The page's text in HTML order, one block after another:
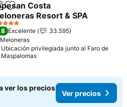
Añadir a favoritos
Costa
Resort & SPA
precios
Excelente
33.595
Meloneras
Ubicación privilegiada junto al Faro de
Maspalomas
ver los precios
Ver precios